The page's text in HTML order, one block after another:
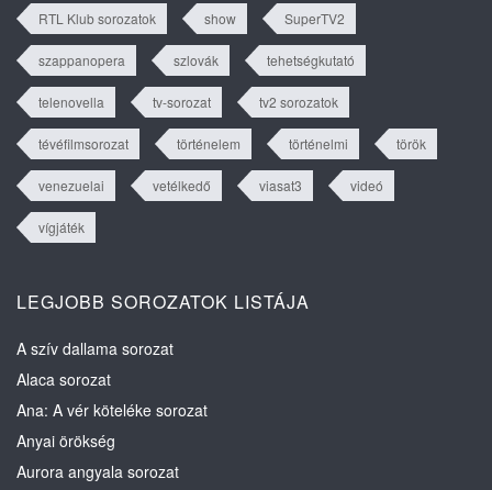
RTL Klub sorozatok show SuperTV2
szappanopera szlovák tehetségkutató
telenovella tv-sorozat tv2 sorozatok
tévéfilmsorozat történelem történelmi török
venezuelai vetélkedő viasat3 videó
vígjáték
LEGJOBB SOROZATOK LISTÁJA
A szív dallama sorozat
Alaca sorozat
Ana: A vér köteléke sorozat
Anyai örökség
Aurora angyala sorozat